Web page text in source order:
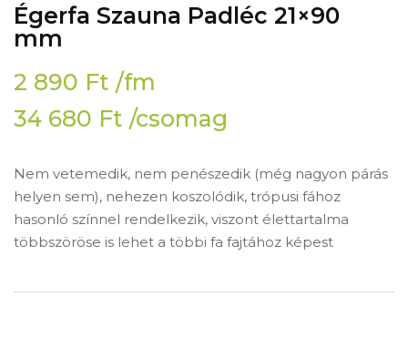
Égerfa Szauna Padléc 21×90
mm
2 890 Ft /fm
34 680 Ft /csomag
Nem vetemedik, nem penészedik (még nagyon párás
helyen sem), nehezen koszolódik, trópusi fához
hasonló színnel rendelkezik, viszont élettartalma
többszöröse is lehet a többi fa fajtához képest